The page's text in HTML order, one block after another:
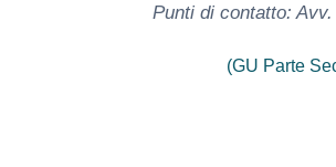
Punti di contatto:
(GU Parte